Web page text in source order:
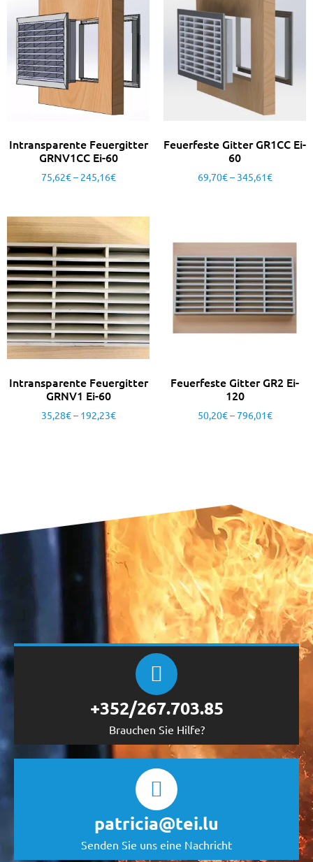
Intransparente Feuergitter
GRNV1CC Ei-60
75,62€– 245,16€
Feuerfeste Gitter GR1CC Ei-
60
69,70€– 345,61€
Intransparente Feuergitter
GRNV1 Ei-60
35,28€– 192,23€
Feuerfeste Gitter GR2 Ei-
120
50,20€–796,01€
+352/267.703.85
Brauchen Sie Hilfe?
patricia@tei.lu
Senden Sie uns eine Nachricht